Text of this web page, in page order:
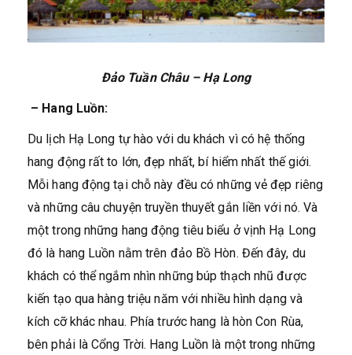
Đảo Tuần Châu – Hạ Long
– Hang Luồn:
Du lịch Hạ Long tự hào với du khách vì có hệ thống
hang động rất to lớn, đẹp nhất, bí hiểm nhất thế giới.
Mỗi hang động tại chỗ này đều có những vẻ đẹp riêng
và những câu chuyện truyền thuyết gắn liền với nó. Và
một trong những hang động tiêu biểu ở vịnh Hạ Long
đó là hang Luồn nằm trên đảo Bồ Hòn. Đến đây, du
khách có thể ngắm nhìn những búp thạch nhũ được
kiến tạo qua hàng triệu năm với nhiều hình dạng và
kích cỡ khác nhau. Phía trước hang là hòn Con Rùa,
bên phải là Cổng Trời. Hang Luồn là một trong những